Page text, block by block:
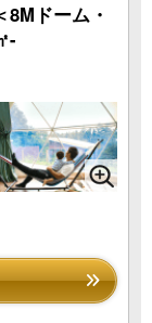
8Mドーム・
-